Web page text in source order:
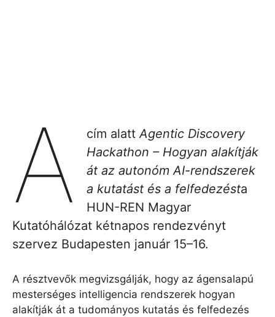
A cím alattAgentic Discovery
Hackathon – Hogyan alakítják
át az autonóm AI-rendszerek
a kutatást és a felfedezésta
HUN-REN Magyar
Kutatóhálózat kétnapos rendezvényt
szervez Budapesten január 15–16.
A résztvevők megvizsgálják, hogy az ágensalapú
mesterséges intelligencia rendszerek hogyan
alakítják át a tudományos kutatás és felfedezés